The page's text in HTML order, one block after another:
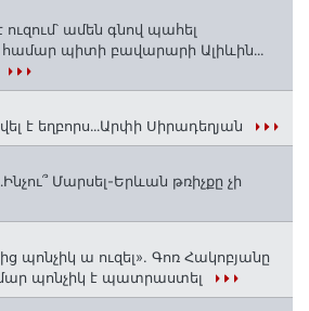
ամեն գնով պահել
համար պիտի բավարարի Ալիևին․․․
է եղբորս․․․Արփի Սիրադեղյան
Մարսել-Երևան թռիչքը չի
պոնչիկ ա ուզել». Գոռ Հակոբյանը
պոնչիկ է պատրաստել